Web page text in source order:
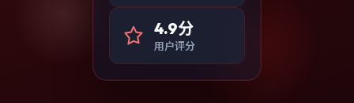
4.9分
用户评分